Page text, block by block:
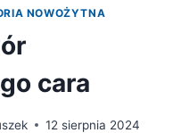
NOWOŻYTNA
cara
12 sierpnia 2024